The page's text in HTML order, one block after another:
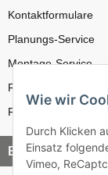
Kontaktformulare
Planungs-Service
Montage-Service
Reparatur-Service
Retouren-Service
Bezahlung &
Wie wir
Durch Klicken
Einsatz
Vimeo,